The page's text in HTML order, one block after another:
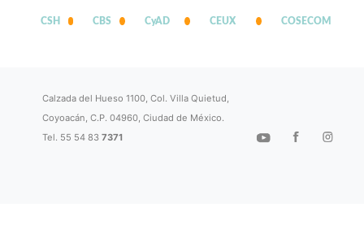
CSH CBS CyAD CEUX COSECOM
Calzada del Hueso 1100, Col. Villa Quietud,
Coyoacán, C.P. 04960, Ciudad de México.
Tel. 55 54 837371